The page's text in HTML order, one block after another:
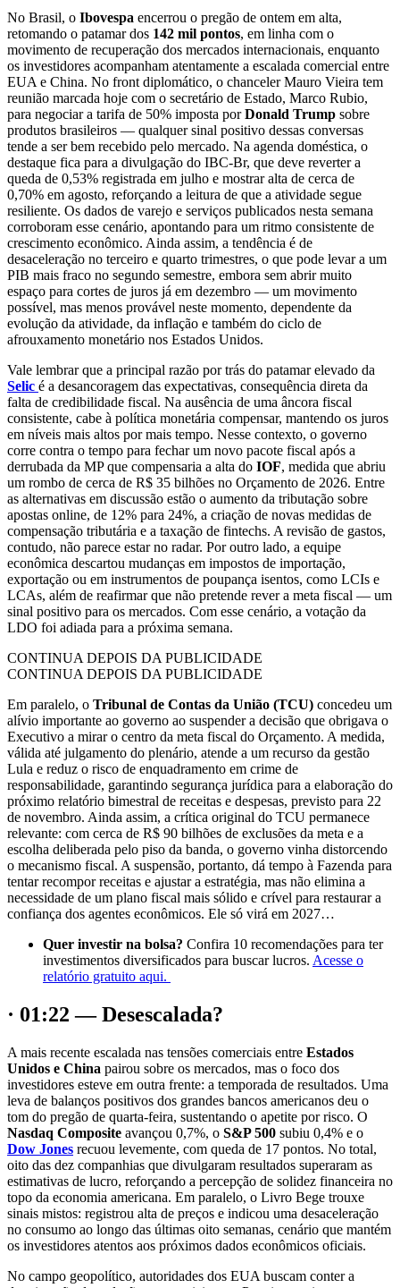
No Brasil, o Ibovespa encerrou o pregão de ontem em alta,
retomando o patamar dos 142 mil pontos, em linha com o
movimento de recuperação dos mercados internacionais, enquanto
os investidores acompanham atentamente a escalada comercial entre
EUA e China. No front diplomático, o chanceler Mauro Vieira tem
reunião marcada hoje com o secretário de Estado, Marco Rubio,
para negociar a tarifa de 50% imposta porDonald Trump sobre
produtos brasileiros — qualquer sinal positivo dessas conversas
tende a ser bem recebido pelo mercado. Na agenda doméstica, o
destaque fica para a divulgação do IBC-Br, que deve reverter a
queda de 0,53% registrada em julho e mostrar alta de cerca de
0,70% em agosto, reforçando a leitura de que a atividade segue
resiliente. Os dados de varejo e serviços publicados nesta semana
corroboram esse cenário, apontando para um ritmo consistente de
crescimento econômico. Ainda assim, a tendência é de
desaceleração no terceiro e quarto trimestres, o que pode levar a um
PIB mais fraco no segundo semestre, embora sem abrir muito
espaço para cortes de juros já em dezembro — um movimento
possível, mas menos provável neste momento, dependente da
evolução da atividade, da inflação e também do ciclo de
afrouxamento monetário nos Estados Unidos.
Vale lembrar que a principal razão por trás do patamar elevado da
Selic é a desancoragem das expectativas, consequência direta da
falta de credibilidade fiscal. Na ausência de uma âncora fiscal
consistente, cabe à política monetária compensar, mantendo os juros
em níveis mais altos por mais tempo. Nesse contexto, o governo
corre contra o tempo para fechar um novo pacote fiscal após a
derrubada da MP que compensaria a alta do IOF, medida que abriu
um rombo de cerca de R$ 35 bilhões no Orçamento de 2026. Entre
as alternativas em discussão estão o aumento da tributação sobre
apostas online, de 12% para 24%, a criação de novas medidas de
compensação tributária e a taxação de fintechs. A revisão de gastos,
contudo, não parece estar no radar. Por outro lado, a equipe
econômica descartou mudanças em impostos de importação,
exportação ou em instrumentos de poupança isentos, como LCIs e
LCAs, além de reafirmar que não pretende rever a meta fiscal — um
sinal positivo para os mercados. Com esse cenário, a votação da
LDO foi adiada para a próxima semana.
CONTINUA DEPOIS DA PUBLICIDADE
CONTINUA DEPOIS DA PUBLICIDADE
Em paralelo, o Tribunal de Contas da União (TCU) concedeu um
alívio importante ao governo ao suspender a decisão que obrigava o
Executivo a mirar o centro da meta fiscal do Orçamento. A medida,
válida até julgamento do plenário, atende a um recurso da gestão
Lula e reduz o risco de enquadramento em crime de
responsabilidade, garantindo segurança jurídica para a elaboração do
próximo relatório bimestral de receitas e despesas, previsto para 22
de novembro. Ainda assim, a crítica original do TCU permanece
relevante: com cerca de R$ 90 bilhões de exclusões da meta e a
escolha deliberada pelo piso da banda, o governo vinha distorcendo
o mecanismo fiscal. A suspensão, portanto, dá tempo à Fazenda para
tentar recompor receitas e ajustar a estratégia, mas não elimina a
necessidade de um plano fiscal mais sólido e crível para restaurar a
confiança dos agentes econômicos. Ele só virá em 2027…
Quer investir na bolsa? Confira 10 recomendações para ter
investimentos diversificados para buscar lucros. Acesse o
relatório gratuito aqui.
· 01:22 — Desescalada?
A mais recente escalada nas tensões comerciais entre Estados
Unidos e China pairou sobre os mercados, mas o foco dos
investidores esteve em outra frente: a temporada de resultados. Uma
leva de balanços positivos dos grandes bancos americanos deu o
tom do pregão de quarta-feira, sustentando o apetite por risco. O
Nasdaq Composite avançou 0,7%, o S&P 500 subiu 0,4% e o
Dow Jones recuou levemente, com queda de 17 pontos. No total,
oito das dez companhias que divulgaram resultados superaram as
estimativas de lucro, reforçando a percepção de solidez financeira no
topo da economia americana. Em paralelo, o Livro Bege trouxe
sinais mistos: registrou alta de preços e indicou uma desaceleração
no consumo ao longo das últimas oito semanas, cenário que mantém
os investidores atentos aos próximos dados econômicos oficiais.
No campo geopolítico, autoridades dos EUA buscam conter a